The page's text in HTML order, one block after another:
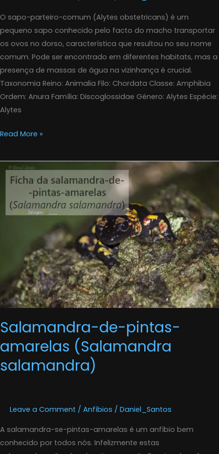
O sapo-parteiro-comum (Alytes obstetricans) é um
pequeno sapo conhecido pelo facto do macho transportar
os ovos no dorso, característica que resultou no seu nome
comum. Pode ser encontrado em diferentes habitats, mas a
presença de massas de água na vizinhança é crucial.
Taxonomia Reino: Animalia Filo: Chordata Classe: Amphibia
Ordem: Anura Família: Discoglossidae Género: Alytes Espécie:
Alytes
Read More »
Salamandra-de-pintas-
amarelas (Salamandra
salamandra)
Leave a Comment / Anfíbios / Daniel_Santos
A salamandra-se-pintas-amarelas é um anfíbio bem
conhecido por todos nós. Infelizmente estas
Salamandra-
de-
amarelas
salamandra)